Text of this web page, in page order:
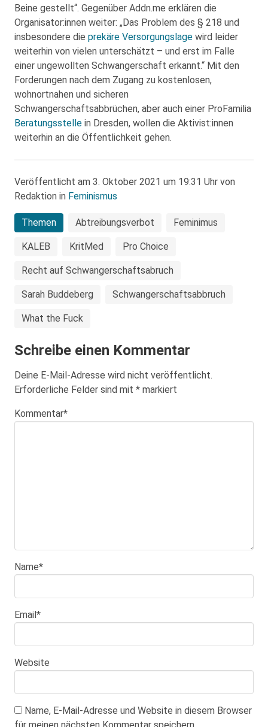
Beine gestellt“. Gegenüber Addn.me erklären die
Organisator:innen weiter: „Das Problem des § 218 und
insbesondere die prekäre Versorgungslage wird leider
weiterhin von vielen unterschätzt – und erst im Falle
einer ungewollten Schwangerschaft erkannt.“ Mit den
Forderungen nach dem Zugang zu kostenlosen,
wohnortnahen und sicheren
Schwangerschaftsabbrüchen, aber auch einer ProFamilia
Beratungsstelle in Dresden, wollen die Aktivist:innen
weiterhin an die Öffentlichkeit gehen.
Veröffentlicht am 3. Oktober 2021 um 19:31 Uhr von
Redaktion in Feminismus
Themen Abtreibungsverbot Feminimus
KALEB KritMed Pro Choice
Recht auf Schwangerschaftsabruch
Sarah Buddeberg Schwangerschaftsabbruch
What the Fuck
Schreibe einen Kommentar
Deine E-Mail-Adresse wird nicht veröffentlicht.
Erforderliche Felder sind mit * markiert
Kommentar*
Name*
Email*
Website
Name, E-Mail-Adresse und Website in diesem Browser